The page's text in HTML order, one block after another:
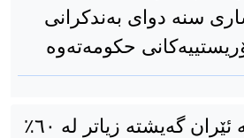
سنە دوای بەندكرانی
حکومەتەوە
گەیشتە زیاتر لە ٦٠٪